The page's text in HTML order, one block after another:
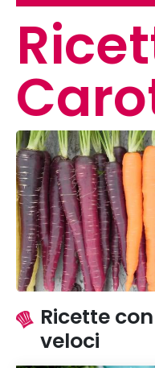
Ricette
veloci